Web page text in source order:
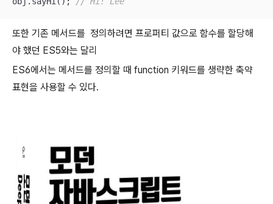
또한 기존 메서드를 정의하려면 프로퍼티 값으로 함수를 할당해
야 했던 ES5와는 달리
ES6에서는 메서드를 정의할 때 function 키워드를 생략한 축약
표현을 사용할 수 있다.